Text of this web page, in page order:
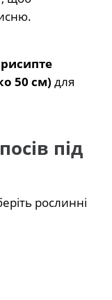
50 см) для
під
рослинні